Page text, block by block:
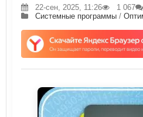
22-сен, 2025, 11:26 1 067
Системные программы /